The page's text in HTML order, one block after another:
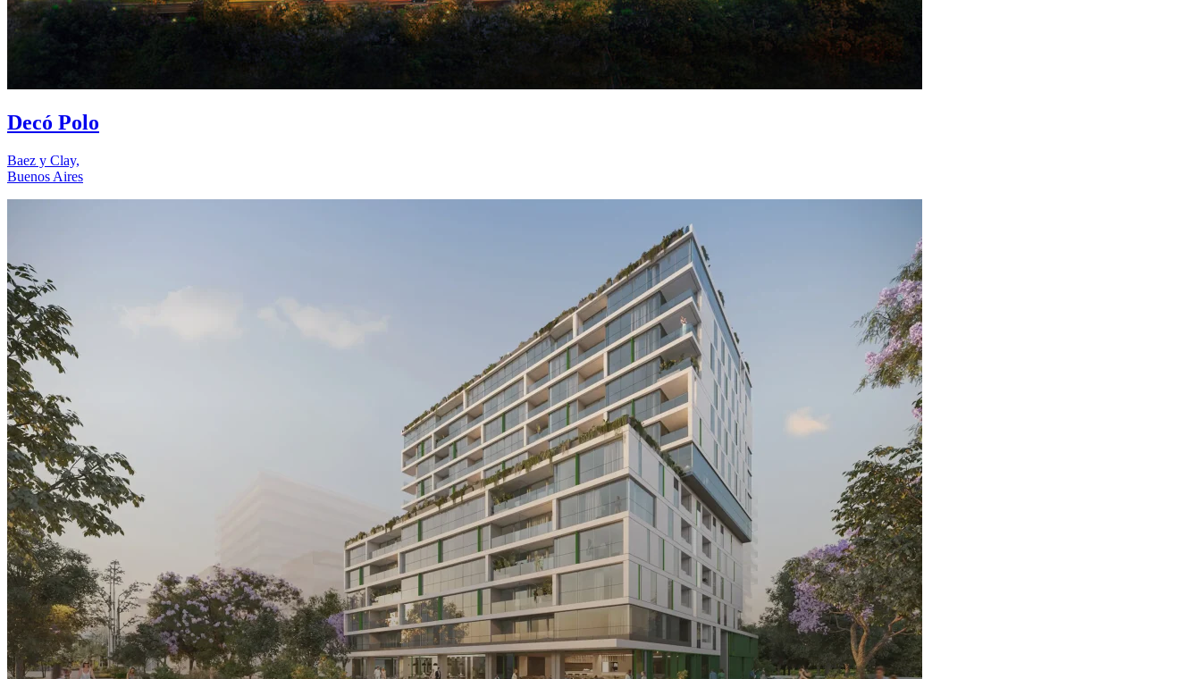
Decó Polo
Baez y Clay,
Buenos Aires